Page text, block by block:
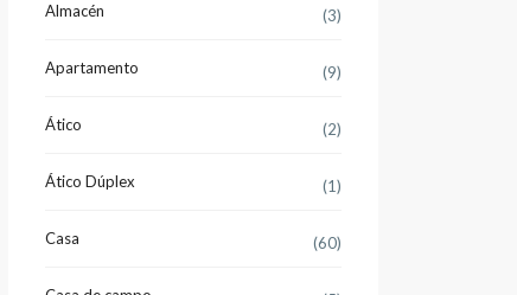
Almacén (3)
Apartamento (9)
Ático (2)
Ático Dúplex (1)
Casa (60)